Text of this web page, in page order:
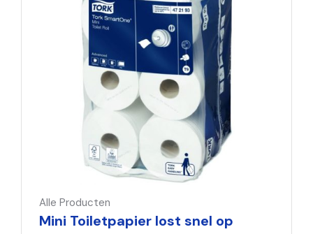
Alle Producten
Mini Toiletpapier lost snel op